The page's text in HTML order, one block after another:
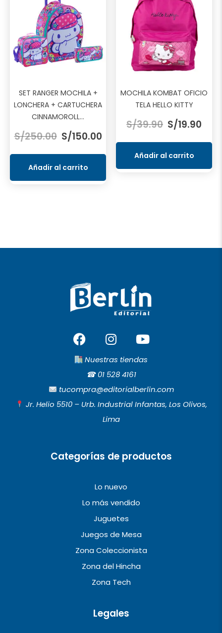
SET RANGER MOCHILA +
LONCHERA + CARTUCHERA
CINNAMOROLL...
S/250.00 precio
original
era:
S/250.00.
S/150.00precio
actual
S/150.00.
Añadir al carrito
MOCHILA KOMBAT OFICIO
TELA HELLO KITTY
S/39.90 precio
original
era:
S/39.90.
S/19.90
S/
Añadir al carrito
F
a
c
b
o
o
I
n
s
t
a
g
r
a
Y
o
u
u
b
e
Nuestras tiendas
☎︎01 528 4161
tucompra@editorialberlin.com
Jr. Helio 5510 – Urb. Industrial Infantas, Los Olivos,
Lima
Categorías de productos
Lo nuevo
Lo más vendido
Juguetes
Juegos de Mesa
Zona Coleccionista
Zona del Hincha
Zona Tech
Legales